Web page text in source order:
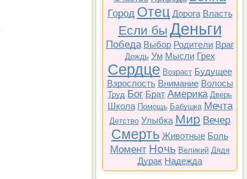
Город Отец Дорога Власть
Если бы Деньги
Победа Выбор Родители Враг
Дождь Ум Мысли Грех
Сердце Возраст Будущее
Взрослость Внимание Волосы
Труд Бог Брат Америка Дверь
Школа Помощь Бабушка Мечта
Детство Улыбка Мир Вечер
Смерть Животные Боль
Момент Ночь Великий Дядя
Дурак Надежда